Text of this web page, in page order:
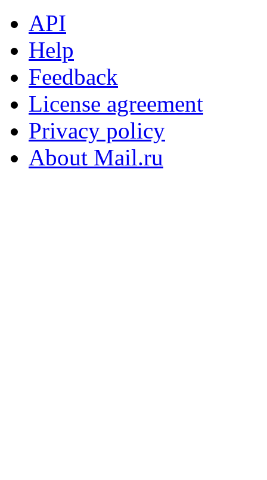
API
Help
Feedback
License agreement
Privacy policy
About Mail.ru